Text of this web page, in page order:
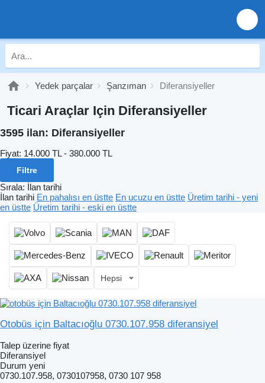
Yedek parçalar Şanzıman Diferansiyeller
Ticari Araçlar Için Diferansiyeller
3595 ilan: Diferansiyeller
Fiyat: 14.000 TL - 380.000 TL
Filtre
Sırala: İlan tarihi
İlan tarihi En pahalısı en üstte En ucuzu en üstte Üretim tarihi - yeni
en üstte Üretim tarihi - eski en üstte
Hepsi
Otobüs için Baltacıoğlu 0730.107.958 diferansiyel
Talep üzerine fiyat
Diferansiyel
Durum yeni
0730.107.958, 0730107958, 0730 107 958